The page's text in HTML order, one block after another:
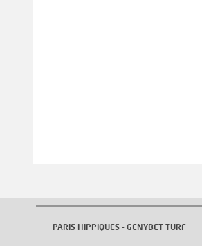
PARIS HIPPIQUES - GENYBET TURF